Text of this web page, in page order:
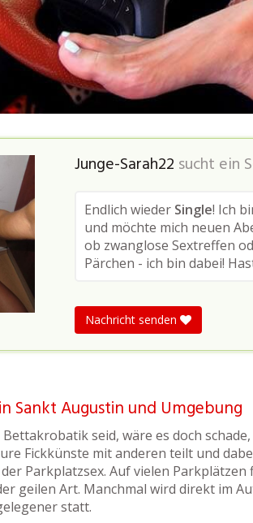
Junge-Sarah22 sucht ein
Endlich wieder Single! Ich
und möchte mich neuen
ob zwanglose Sextreffen
Pärchen - ich bin dabei!
Nachricht senden
Sankt Augustin und Umgebung
seid, wäre es doch
Fickkünste mit anderen teilt und
Parkplatzsex. Auf vielen
geilen Art. Manchmal wird direkt im
statt.